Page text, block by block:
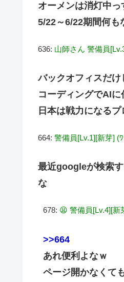
オーメンは消灯中っ
5/22～6/22期間何も
636: 山師さん 警備員
バックオフィスだ
コーディングでAI
日本は戦力になる
664: 警備員[Lv.1][新芽] (
最近googleが検索
な
678: 😫 警備員[Lv.4][新
>>664
あれ便利よなｗ
ページ開かなくて